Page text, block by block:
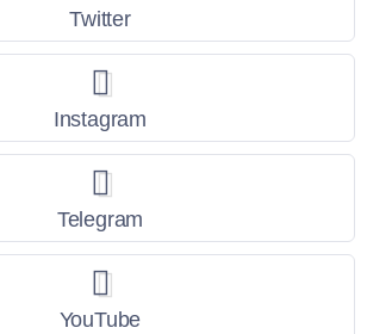
Twitter
Instagram
Telegram
YouTube